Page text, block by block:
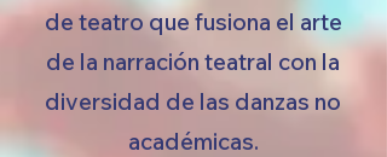
de teatro que fusiona el arte
de la narración teatral con la
diversidad de las danzas no
académicas.